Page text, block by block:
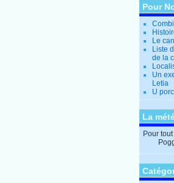
Pour
Le
Liste
de la
Un
Letia
U
La
Pour